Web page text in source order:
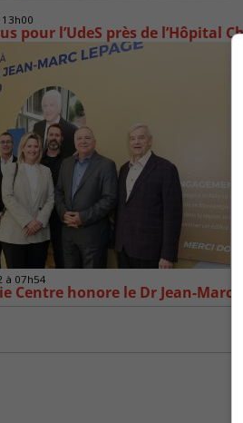
pour l’UdeS près de l’Hôpital
à 07h54
Centre honore le Dr Jean-Marc